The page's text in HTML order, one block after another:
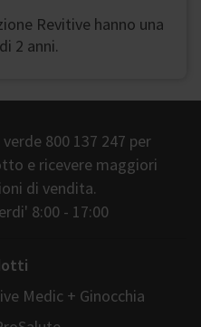
Revitive hanno una
2 anni.
800 137 247 per
e ricevere maggiori
di vendita.
8:00 - 17:00
Medic + Ginocchia